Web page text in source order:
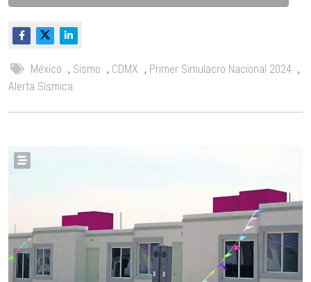
México , Sismo , CDMX , Primer Simulacro Nacional 2024 ,
Alerta Sísmica